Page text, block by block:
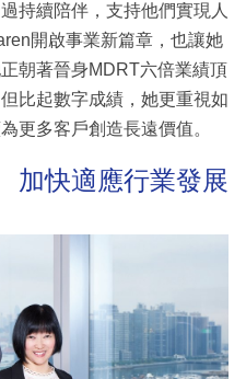
持續陪伴，支持他們實現人
開啟事業新篇章，也讓她
朝著晉身MDRT六倍業績頂
比起數字成績，她更重視如
更多客戶創造長遠價值。
加快適應行業發展